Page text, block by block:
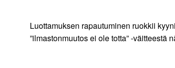
Luottamuksen rapautuminen ruokkii
”ilmastonmuutos ei ole totta” -väitteestä